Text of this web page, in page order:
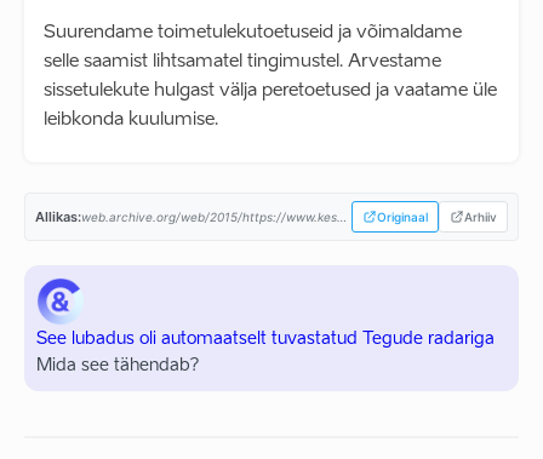
Suurendame toimetulekutoetuseid ja võimaldame
selle saamist lihtsamatel tingimustel. Arvestame
sissetulekute hulgast välja peretoetused ja vaatame üle
leibkonda kuulumise.
Allikas: Originaal Arhiiv
See lubadus oli automaatselt tuvastatud Tegude radariga
Mida see tähendab?